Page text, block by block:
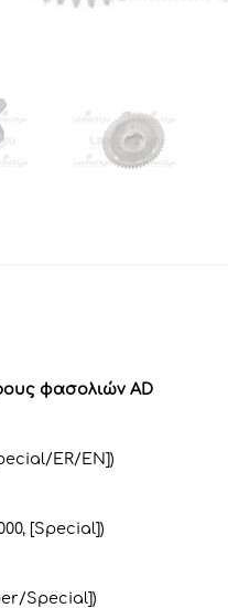
φασολιών AD
ER/EN])
[Special])
Special])